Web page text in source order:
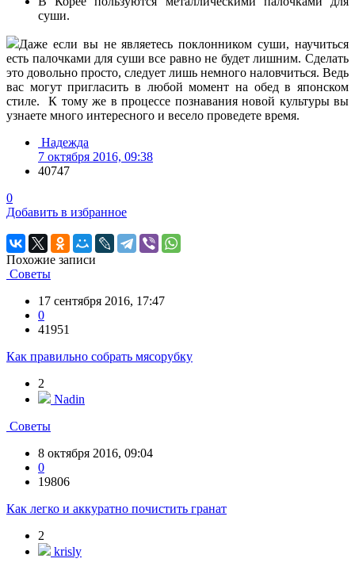
суши.
Даже если вы не являетесь поклонником суши, научиться
есть палочками для суши все равно не будет лишним. Сделать
это довольно просто, следует лишь немного наловчиться. Ведь
вас могут пригласить в любой момент на обед в японском
стиле. К тому же в процессе познавания новой культуры вы
узнаете много интересного и весело проведете время.
Надежда
7 октября 2016, 09:38
40747
0
Добавить в избранное
Похожие записи
Советы
17 сентября 2016, 17:47
0
41951
Как правильно собрать мясорубку
2
Nadin
Советы
8 октября 2016, 09:04
0
19806
Как легко и аккуратно почистить гранат
2
krisly